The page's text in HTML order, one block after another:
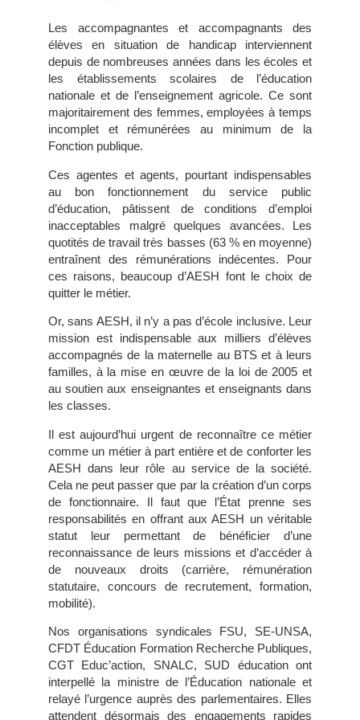
Les accompagnantes et accompagnants des
élèves en situation de handicap interviennent
depuis de nombreuses années dans les écoles et
les établissements scolaires de l’éducation
nationale et de l’enseignement agricole. Ce sont
majoritairement des femmes, employées à temps
incomplet et rémunérées au minimum de la
Fonction publique.
Ces agentes et agents, pourtant indispensables
au bon fonctionnement du service public
d’éducation, pâtissent de conditions d’emploi
inacceptables malgré quelques avancées. Les
quotités de travail très basses (63 % en moyenne)
entraînent des rémunérations indécentes. Pour
ces raisons, beaucoup d’AESH font le choix de
quitter le métier.
Or, sans AESH, il n’y a pas d’école inclusive. Leur
mission est indispensable aux milliers d’élèves
accompagnés de la maternelle au BTS et à leurs
familles, à la mise en œuvre de la loi de 2005 et
au soutien aux enseignantes et enseignants dans
les classes.
Il est aujourd’hui urgent de reconnaître ce métier
comme un métier à part entière et de conforter les
AESH dans leur rôle au service de la société.
Cela ne peut passer que par la création d’un corps
de fonctionnaire. Il faut que l’État prenne ses
responsabilités en offrant aux AESH un véritable
statut leur permettant de bénéficier d’une
reconnaissance de leurs missions et d’accéder à
de nouveaux droits (carrière, rémunération
statutaire, concours de recrutement, formation,
mobilité).
Nos organisations syndicales FSU, SE-UNSA,
CFDT Éducation Formation Recherche Publiques,
CGT Educ’action, SNALC, SUD éducation ont
interpellé la ministre de l’Éducation nationale et
relayé l’urgence auprès des parlementaires. Elles
attendent désormais des engagements rapides